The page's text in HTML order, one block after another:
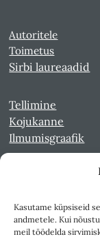
Kasutame küpsiseid
andmetele. Kui
meil töödelda
Autoritele
Toimetus
Sirbi laureaadid
Tellimine
Kojukanne
Ilmumisgraafik
Kultuurileht
Reede 1989-1990